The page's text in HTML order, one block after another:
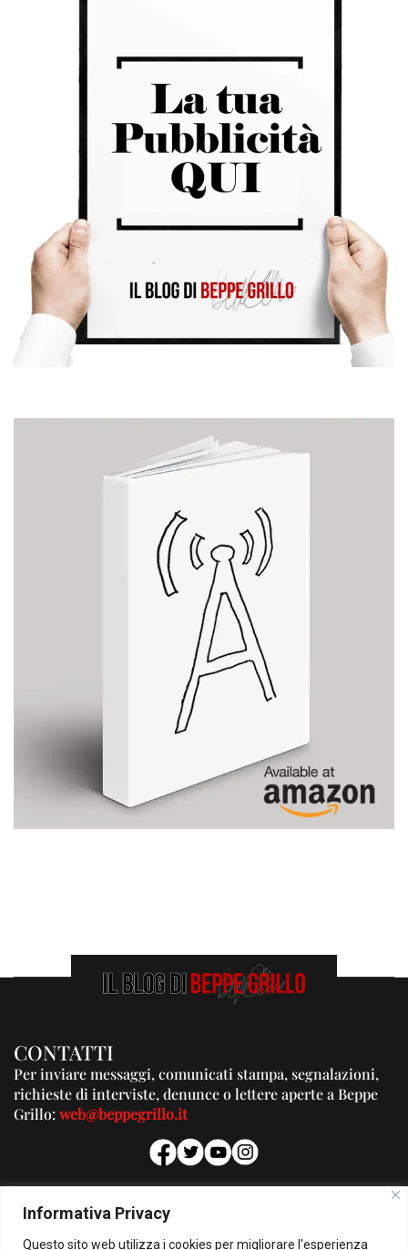
Informativa Privacy
Questo sito web utilizza i cookies per migliorare l'esperienza
CONTATTI
Per inviare messaggi, comunicati stampa, segnalazioni,
richieste di interviste, denunce o lettere aperte a Beppe
Grillo:web@beppegrillo.it
PUBBLICITA'
Per la tua pubblicità su questo Blog: